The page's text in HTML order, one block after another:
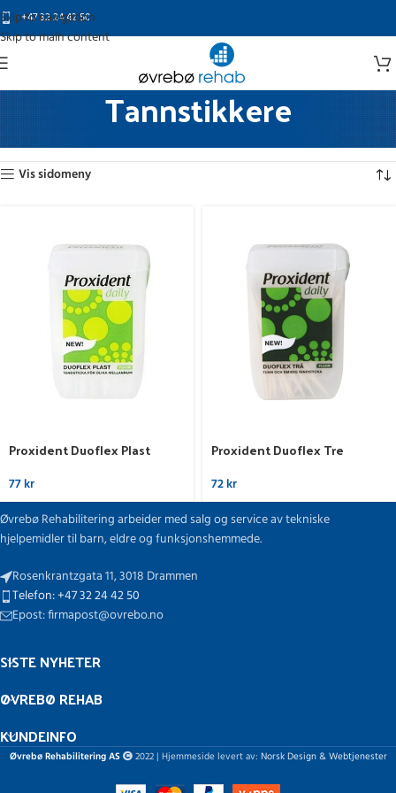
Skip to navigation
Skip to main content
+47 32 24 42 50
Tannstikkere Viser alle 2 resultater
Vis sidomeny
Proxident Duoflex Plast
77kr
Proxident Duoflex Tre
72kr
Øvrebø Rehabilitering arbeider med salg og service av tekniske
hjelpemidler til barn, eldre og funksjonshemmede.
Rosenkrantzgata 11, 3018 Drammen
Telefon: +47 32 24 42 50
Epost: firmapost@ovrebo.no
SISTE NYHETER
ØVREBØ REHAB
KUNDEINFO
Øvrebø Rehabilitering AS 2022 | Hjemmeside levert av: Norsk Design & Webtjenester